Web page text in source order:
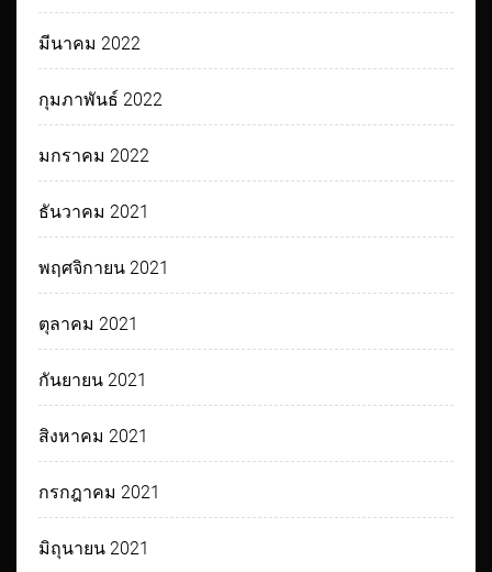
มีนาคม 2022
กุมภาพันธ์ 2022
มกราคม 2022
ธันวาคม 2021
พฤศจิกายน 2021
ตุลาคม 2021
กันยายน 2021
สิงหาคม 2021
กรกฎาคม 2021
มิถุนายน 2021